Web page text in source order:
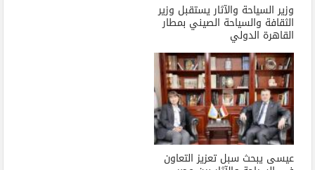
وزير السياحة والآثار يستقبل وزير
الثقافة والسياحة الصيني بمطار
القاهرة الدولي
عيسى يبحث سبل تعزيز التعاون